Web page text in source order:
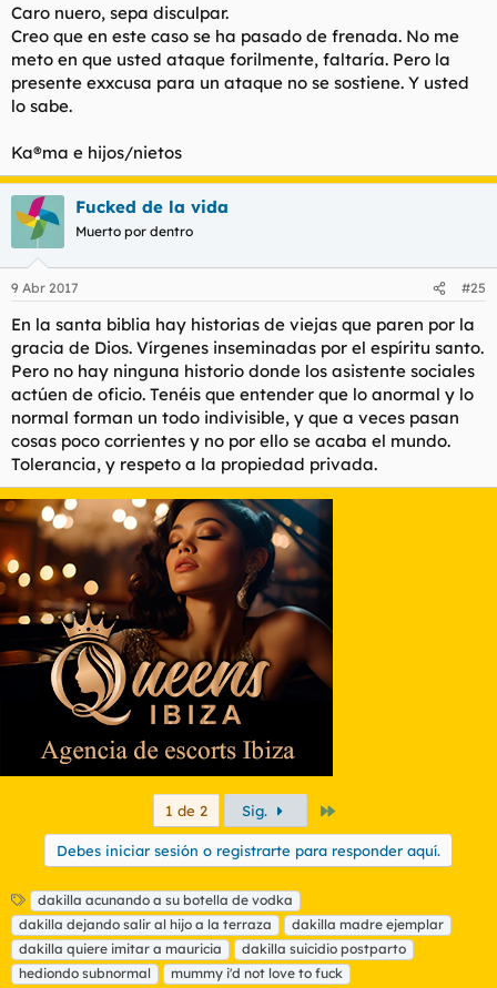
Caro nuero, sepa disculpar.
Creo que en este caso se ha pasado de frenada. No me
meto en que usted ataque forilmente, faltaría. Pero la
presente exxcusa para un ataque no se sostiene. Y usted
lo sabe.
Ka®ma e hijos/nietos
Fucked de la vida
Muerto por dentro
9 Abr 2017 #25
En la santa biblia hay historias de viejas que paren por la
gracia de Dios. Vírgenes inseminadas por el espíritu santo.
Pero no hay ninguna historio donde los asistente sociales
actúen de oficio. Tenéis que entender que lo anormal y lo
normal forman un todo indivisible, y que a veces pasan
cosas poco corrientes y no por ello se acaba el mundo.
Tolerancia, y respeto a la propiedad privada.
1 de 2 Sig.
Debes iniciar sesión o registrarte para responder aquí.
E
t
i
q
u
dakilla acunando a su botella de vodka
dakilla dejando salir al hijo a la terraza
dakilla madre ejemplar
dakilla quiere imitar a mauricia
dakilla suicidio postparto
hediondo subnormal
mummy i'd not love to fuck